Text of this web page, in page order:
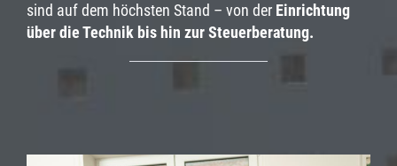
sind auf dem höchsten Stand – von der Einrichtung
über die Technik bis hin zur Steuerberatung.